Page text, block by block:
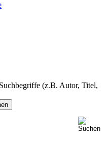
(z.B. Autor, Titel,